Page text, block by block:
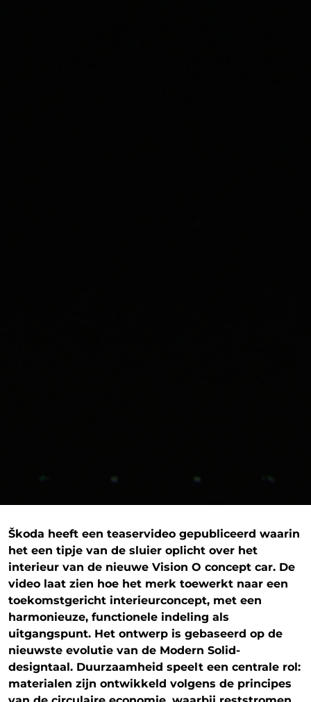
Škoda heeft een teaservideo gepubliceerd waarin
het een tipje van de sluier oplicht over het
interieur van de nieuwe Vision O concept car. De
video laat zien hoe het merk toewerkt naar een
toekomstgericht interieurconcept, met een
harmonieuze, functionele indeling als
uitgangspunt. Het ontwerp is gebaseerd op de
nieuwste evolutie van de Modern Solid-
designtaal. Duurzaamheid speelt een centrale rol:
materialen zijn ontwikkeld volgens de principes